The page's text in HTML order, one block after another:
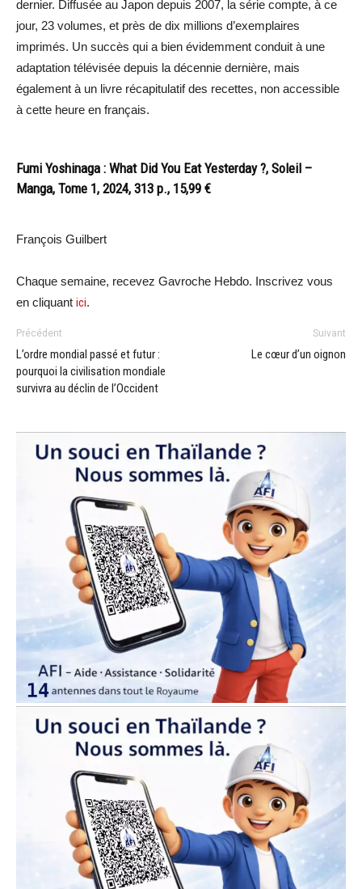
dernier. Diffusée au Japon depuis 2007, la série compte, à ce
jour, 23 volumes, et près de dix millions d’exemplaires
imprimés. Un succès qui a bien évidemment conduit à une
adaptation télévisée depuis la décennie dernière, mais
également à un livre récapitulatif des recettes, non accessible
à cette heure en français.
Fumi Yoshinaga : What Did You Eat Yesterday ?, Soleil –
Manga, Tome 1, 2024, 313 p., 15,99 €
François Guilbert
Chaque semaine, recevez Gavroche Hebdo. Inscrivez vous
en cliquant ici.
Précédent
L’ordre mondial passé et futur :
pourquoi la civilisation mondiale
survivra au déclin de l’Occident
Suivant
Le cœur d’un oignon